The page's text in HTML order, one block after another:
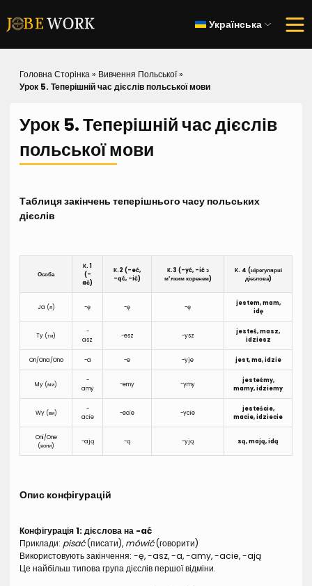
Українська
Головна Сторінка» Вивчення Польської»
Урок 5. Теперішній час дієслів польської мови
Урок 5. Теперішній час дієслів
польської мови
Таблиця закінчень теперішнього часу польських
дієслів
Особа
К. 1
(-
ać)
К.2 (-eć,
-ąć, -ić)
К.3 (-yć, -ić з
м’яким коренем)
К. 4 (нірегулярні
дієслова)
Ja (я) -ę -ę -ę
jestem, mam,
idę
Ty (ти)
-
asz
-esz -ysz
jesteś, masz,
idziesz
On/Ona/Ono -a -e -yje jest, ma, idzie
My (ми)
-
amy
-emy -ymy
jesteśmy,
mamy, idziemy
Wy (ви)
-
acie
-ecie -ycie
jesteście,
macie, idziecie
Oni/One
(вони)
-ają -ą -yją są, mają, idą
Опис конфігурацій
Конфігурація 1: дієслова на -ać
Приклади: pisać(писати), mówić(говорити)
Використовують закінчення: -ę, -asz, -a, -amy, -acie, -ają
Це найбільш типова група дієслів першої відміни.